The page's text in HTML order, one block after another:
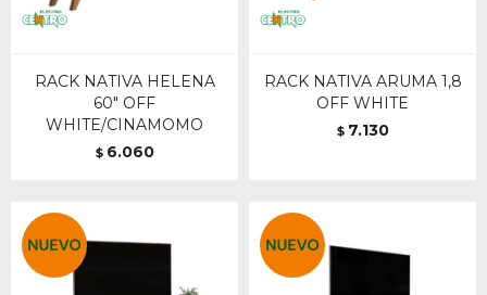
RACK NATIVA HELENA
60" OFF
WHITE/CINAMOMO
$ 6.060
RACK NATIVA ARUMA 1,8
OFF WHITE
$ 7.130